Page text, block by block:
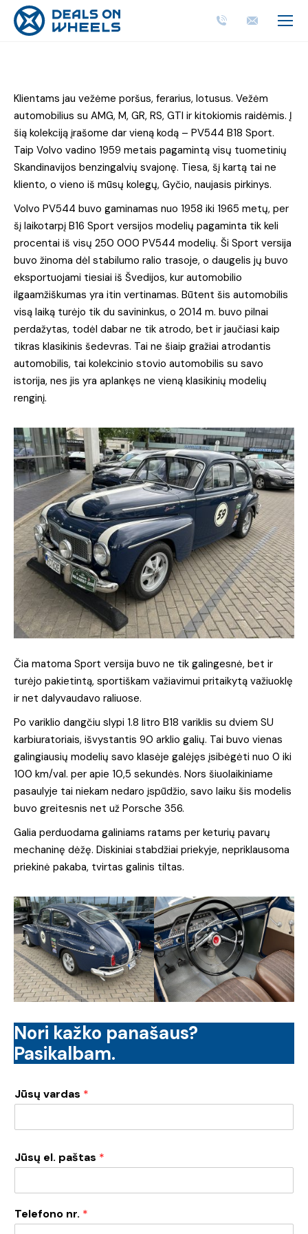
Klientams jau vežėme poršus, ferarius, lotusus. Vežėm
automobilius su AMG, M, GR, RS, GTI ir kitokiomis raidėmis. Į
šią kolekciją įrašome dar vieną kodą – PV544 B18 Sport.
Taip Volvo vadino 1959 metais pagamintą visų tuometinių
Skandinavijos benzingalvių svajonę. Tiesa, šį kartą tai ne
kliento, o vieno iš mūsų kolegų, Gyčio, naujasis pirkinys.
Volvo PV544 buvo gaminamas nuo 1958 iki 1965 metų, per
šį laikotarpį B16 Sport versijos modelių pagaminta tik keli
procentai iš visų 250 000 PV544 modelių. Ši Sport versija
buvo žinoma dėl stabilumo ralio trasoje, o daugelis jų buvo
eksportuojami tiesiai iš Švedijos, kur automobilio
ilgaamžiškumas yra itin vertinamas. Būtent šis automobilis
visą laiką turėjo tik du savininkus, o 2014 m. buvo pilnai
perdažytas, todėl dabar ne tik atrodo, bet ir jaučiasi kaip
tikras klasikinis šedevras. Tai ne šiaip gražiai atrodantis
automobilis, tai kolekcinio stovio automobilis su savo
istorija, nes jis yra aplankęs ne vieną klasikinių modelių
renginį.
Čia matoma Sport versija buvo ne tik galingesnė, bet ir
turėjo pakietintą, sportiškam važiavimui pritaikytą važiuoklę
ir net dalyvaudavo raliuose.
Po variklio dangčiu slypi 1.8 litro B18 variklis su dviem SU
karbiuratoriais, išvystantis 90 arklio galių. Tai buvo vienas
galingiausių modelių savo klasėje galėjęs įsibėgėti nuo 0 iki
100 km/val. per apie 10,5 sekundės. Nors šiuolaikiniame
pasaulyje tai niekam nedaro įspūdžio, savo laiku šis modelis
buvo greitesnis net už Porsche 356.
Galia perduodama galiniams ratams per keturių pavarų
mechaninę dėžę. Diskiniai stabdžiai priekyje, nepriklausoma
priekinė pakaba, tvirtas galinis tiltas.
Nori kažko panašaus?
Pasikalbam.
Jūsų vardas *
Jūsų el. paštas *
Telefono nr. *